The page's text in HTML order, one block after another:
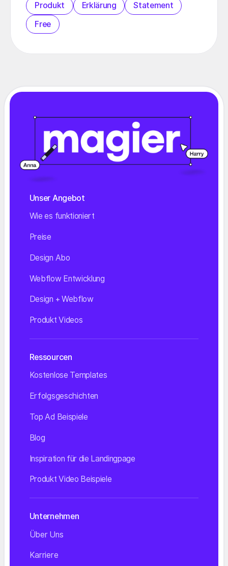
Produkt
Erklärung
Statement
Free
Unser Angebot
Wie es funktioniert
Preise
Design Abo
Webflow Entwicklung
Design + Webflow
Produkt Videos
Ressourcen
Kostenlose Templates
Erfolgsgeschichten
Top Ad Beispiele
Blog
Inspiration für die Landingpage
Produkt Video Beispiele
Unternehmen
Über Uns
Karriere